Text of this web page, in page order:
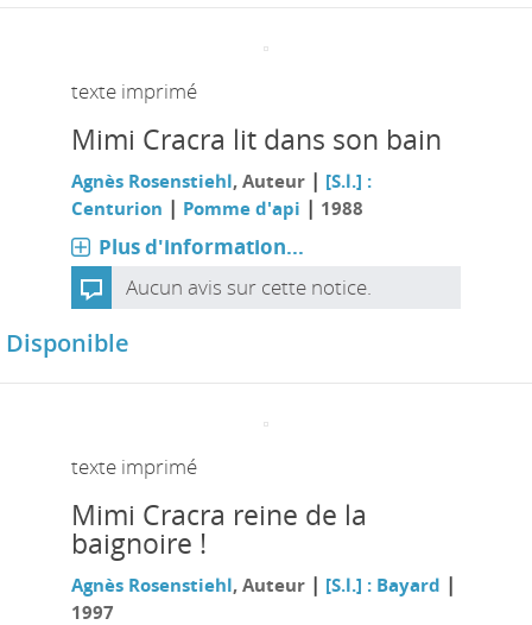
texte imprimé
Mimi Cracra lit dans son bain
Agnès Rosenstiehl, Auteur | [S.l.] :
Centurion | Pomme d'api | 1988
Plus d'information...
Aucun avis sur cette notice.
Disponible
texte imprimé
Mimi Cracra reine de la
baignoire !
Agnès Rosenstiehl, Auteur | [S.l.] : Bayard |
1997